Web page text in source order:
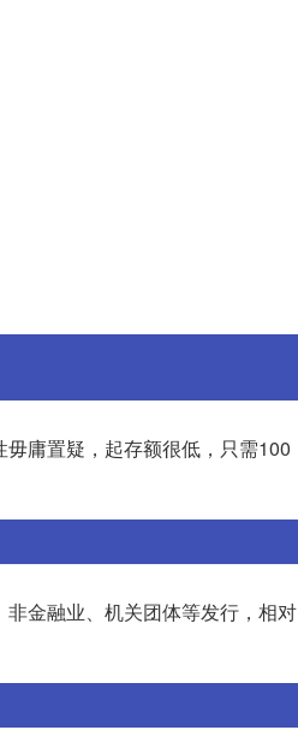
庸置疑，起存额很低，只需100
金融业、机关团体等发行，相对